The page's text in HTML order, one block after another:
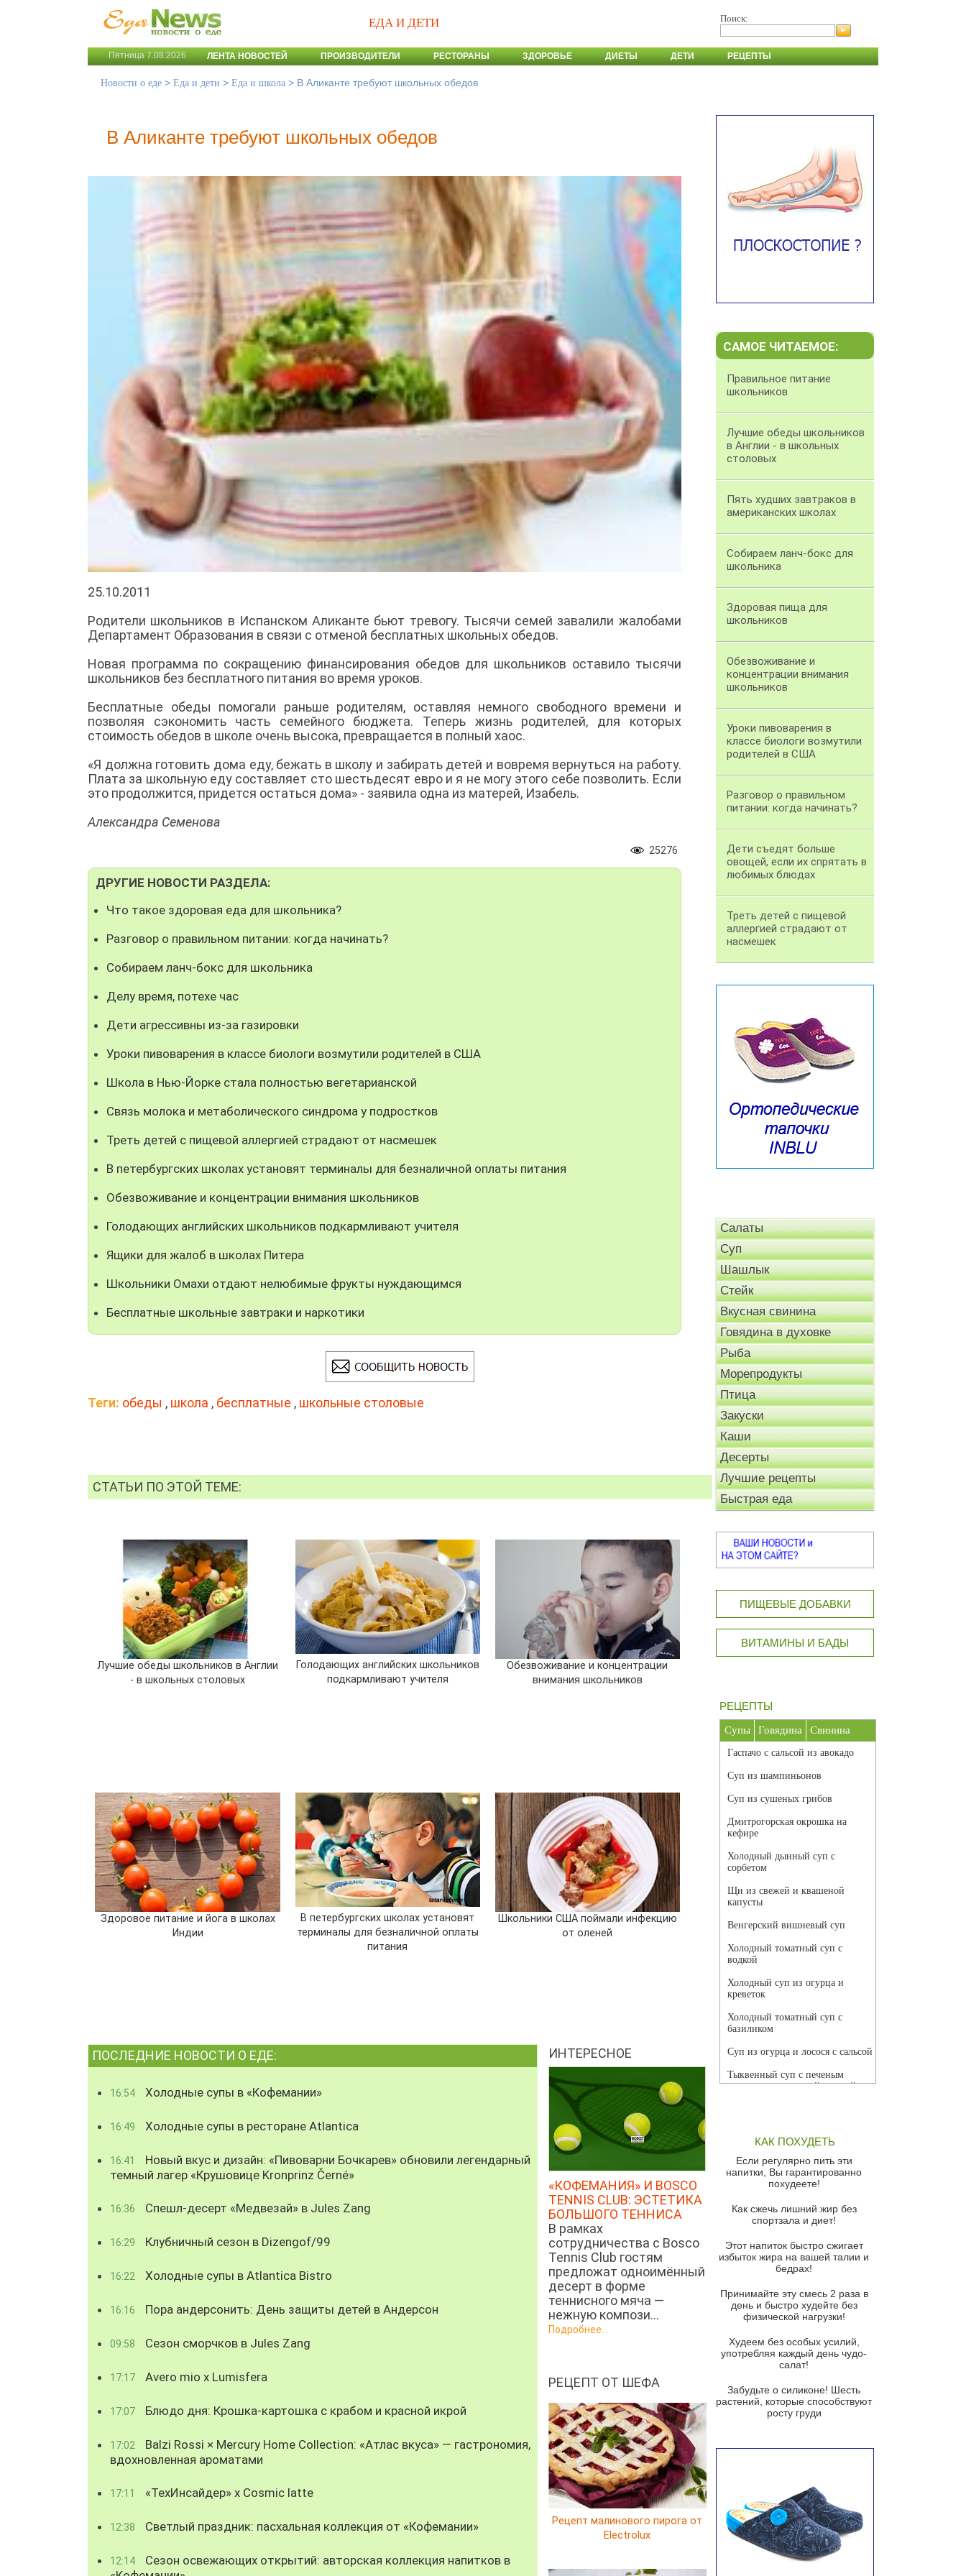
ЕДА И ДЕТИ Поиск:
Пятница 7.08.2026 ЛЕНТА НОВОСТЕЙ ПРОИЗВОДИТЕЛИ РЕСТОРАНЫ ЗДОРОВЬЕ ДИЕТЫ ДЕТИ РЕЦЕПТЫ
Новости о еде > Еда и дети > Еда и школа > В Аликанте требуют школьных обедов
В Аликанте требуют школьных обедов
25.10.2011
Родители школьников в Испанском Аликанте бьют тревогу. Тысячи семей завалили жалобами
Департамент Образования в связи с отменой бесплатных школьных обедов.
Новая программа по сокращению финансирования обедов для школьников оставило тысячи
школьников без бесплатного питания во время уроков.
Бесплатные обеды помогали раньше родителям, оставляя немного свободного времени и
позволяя сэкономить часть семейного бюджета. Теперь жизнь родителей, для которых
стоимость обедов в школе очень высока, превращается в полный хаос.
«Я должна готовить дома еду, бежать в школу и забирать детей и вовремя вернуться на работу.
Плата за школьную еду составляет сто шестьдесят евро и я не могу этого себе позволить. Если
это продолжится, придется остаться дома» - заявила одна из матерей, Изабель.
Александра Семенова
25276
ДРУГИЕ НОВОСТИ РАЗДЕЛА:
Что такое здоровая еда для школьника?
Разговор о правильном питании: когда начинать?
Собираем ланч-бокс для школьника
Делу время, потехе час
Дети агрессивны из-за газировки
Уроки пивоварения в классе биологи возмутили родителей в США
Школа в Нью-Йорке стала полностью вегетарианской
Связь молока и метаболического синдрома у подростков
Треть детей с пищевой аллергией страдают от насмешек
В петербургских школах установят терминалы для безналичной оплаты питания
Обезвоживание и концентрации внимания школьников
Голодающих английских школьников подкармливают учителя
Ящики для жалоб в школах Питера
Школьники Омахи отдают нелюбимые фрукты нуждающимся
Бесплатные школьные завтраки и наркотики
Теги: обеды , школа , бесплатные , школьные столовые
СТАТЬИ ПО ЭТОЙ ТЕМЕ:
Лучшие обеды школьников в Англии
- в школьных столовых
Голодающих английских школьников
подкармливают учителя
Обезвоживание и концентрации
внимания школьников
Здоровое питание и йога в школах
Индии
В петербургских школах установят
терминалы для безналичной оплаты
питания
Школьники США поймали инфекцию
от оленей
ПОСЛЕДНИЕ НОВОСТИ О ЕДЕ:
16:54 Холодные супы в «Кофемании»
16:49 Холодные супы в ресторане Atlantica
16:41
Новый вкус и дизайн: «Пивоварни Бочкарев» обновили легендарный
темный лагер «Крушовице Kronprinz Černé»
16:36 Спешл-десерт «Медвезай» в Jules Zang
16:29 Клубничный сезон в Dizengof/99
16:22 Холодные супы в Atlantica Bistro
16:16 Пора андерсонить: День защиты детей в Андерсон
09:58 Сезон сморчков в Jules Zang
17:17 Avero mio x Lumisfera
17:07 Блюдо дня: Крошка-картошка с крабом и красной икрой
17:02
Balzi Rossi × Mercury Home Collection: «Атлас вкуса» — гастрономия,
вдохновленная ароматами
17:11 «ТехИнсайдер» х Cosmic latte
12:38 Светлый праздник: пасхальная коллекция от «Кофемании»
12:14
Сезон освежающих открытий: авторская коллекция напитков в
ИНТЕРЕСНОЕ
«КОФЕМАНИЯ» И BOSCO
TENNIS CLUB: ЭСТЕТИКА
БОЛЬШОГО ТЕННИСА
В рамках
сотрудничества с Bosco
Tennis Club гостям
предложат одноимённый
десерт в форме
теннисного мяча —
нежную компози...
Подробнее...
РЕЦЕПТ ОТ ШЕФА
Рецепт малинового пирога от
Electrolux
САМОЕ ЧИТАЕМОЕ:
Правильное питание
школьников
Лучшие обеды школьников
в Англии - в школьных
столовых
Пять худших завтраков в
американских школах
Собираем ланч-бокс для
школьника
Здоровая пища для
школьников
Обезвоживание и
концентрации внимания
школьников
Уроки пивоварения в
классе биологи возмутили
родителей в США
Разговор о правильном
питании: когда начинать?
Дети съедят больше
овощей, если их спрятать в
любимых блюдах
Треть детей с пищевой
аллергией страдают от
насмешек
Салаты
Суп
Шашлык
Стейк
Вкусная свинина
Говядина в духовке
Рыба
Морепродукты
Птица
Закуски
Каши
Десерты
Лучшие рецепты
Быстрая еда
ПИЩЕВЫЕ ДОБАВКИ
ВИТАМИНЫ И БАДЫ
РЕЦЕПТЫ
Супы Говядина Свинина
Гаспачо с сальсой из авокадо
Суп из шампиньонов
Суп из сушеных грибов
Дмитрогорская окрошка на
кефире
Холодный дынный суп с
сорбетом
Щи из свежей и квашеной
капусты
Венгерский вишневый суп
Холодный томатный суп с
водкой
Холодный суп из огурца и
креветок
Холодный томатный суп с
базиликом
Суп из огурца и лосося с сальсой
Тыквенный суп с печеным
чесноком и томатной сальсой
красного перца
Парижский луковый суп
Суп из спаржи и горошка с
Суп-крем из цветной капусты
Французский луковый суп
Суп из баклажанов с моцареллой
Грибной крем-суп с кростини с
козьим сыром
Суп мисо с зеленым луком и
тофу
из рукколы
Португальский чесночный суп с
Ирландский картофельный суп
Суп из пастернака
Пряный морковный суп во время
зимних холодов
КАК ПОХУДЕТЬ
Если регулярно пить эти
напитки, Вы гарантированно
похудеете!
Как сжечь лишний жир без
спортзала и диет!
Этот напиток быстро сжигает
избыток жира на вашей талии и
бедрах!
Принимайте эту смесь 2 раза в
день и быстро худейте без
физической нагрузки!
Худеем без особых усилий,
употребляя каждый день чудо-
салат!
Забудьте о силиконе! Шесть
растений, которые способствуют
росту груди